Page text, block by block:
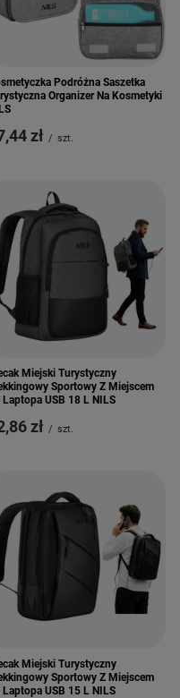
Podróżna Saszetka
Organizer Na Kosmetyki
zł / szt.
Miejski Turystyczny
Sportowy Z Miejscem
Laptopa USB 18 L NILS
zł / szt.
Miejski Turystyczny
Sportowy Z Miejscem
Laptopa USB 15 L NILS